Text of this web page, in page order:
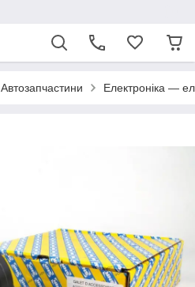
Автозапчастини Електроніка —